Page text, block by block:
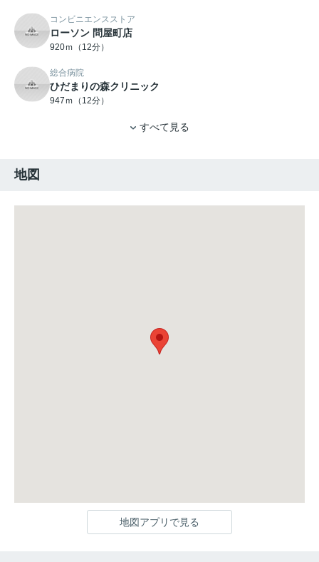
コンビニエンスストア
ローソン 問屋町店
920ｍ（12分）
総合病院
ひだまりの森クリニック
947ｍ（12分）
すべて見る
地図
地図アプリで見る